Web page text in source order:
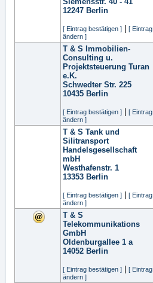
12247 Berlin
[ Eintrag bestätigen ]
[ Eintrag
ändern ]
T & S Immobilien-
Consulting u.
Projektsteuerung Turan
e.K.
Schwedter Str. 225
10435 Berlin
[ Eintrag bestätigen ]
[ Eintrag
ändern ]
T & S Tank und
Silitransport
Handelsgesellschaft
mbH
Westhafenstr. 1
13353 Berlin
[ Eintrag bestätigen ]
[ Eintrag
ändern ]
T & S
Telekommunikations
GmbH
Oldenburgallee 1 a
14052 Berlin
[ Eintrag bestätigen ]
[ Eintrag
ändern ]